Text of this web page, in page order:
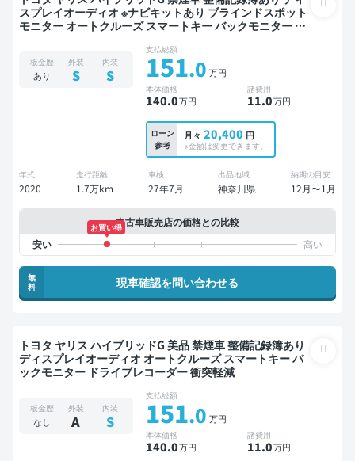
スプレイオーディオ ※ナビキットあり ブラインドスポット
モニター オートクルーズ スマートキー バックモニター 全
板金歴
あり
外装
S
内装
S
支払総額
151.0 万円
本体価格
140.0万円
諸費用
11.0万円
ローン
参考
月々 20,400 円
※金額は変更できます。
年式
2020
走行距離
1.7万km
車検
27年7月
出品地域
神奈川県
納期の目安
12月〜1月
中古車販売店の価格との比較
お買い得
無
料
現車確認を問い合わせる
トヨタ ヤリス ハイブリッドG 美品 禁煙車 整備記録簿あり
ディスプレイオーディオ オートクルーズ スマートキー バ
ックモニター ドライブレコーダー 衝突軽減
板金歴
なし
外装
A
内装
S
支払総額
151.0 万円
本体価格
140.0万円
諸費用
11.0万円